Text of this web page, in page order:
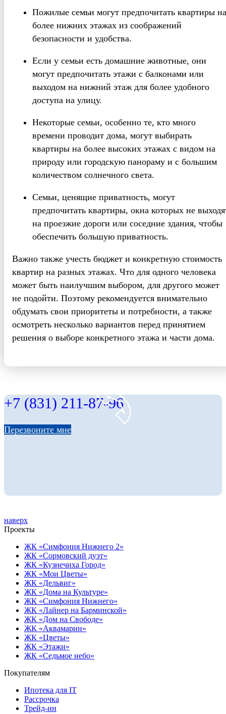
Пожилые семьи могут предпочитать квартиры на
более нижних этажах из соображений
безопасности и удобства.
Если у семьи есть домашние животные, они
могут предпочитать этажи с балконами или
выходом на нижний этаж для более удобного
доступа на улицу.
Некоторые семьи, особенно те, кто много
времени проводит дома, могут выбирать
квартиры на более высоких этажах с видом на
природу или городскую панораму и с большим
количеством солнечного света.
Семьи, ценящие приватность, могут
предпочитать квартиры, окна которых не
на проезжие дороги или соседние здания, чтобы
обеспечить большую приватность.
Важно также учесть бюджет и конкретную стоимость
квартир на разных этажах. Что для одного человека
может быть наилучшим выбором, для другого может
не подойти. Поэтому рекомендуется внимательно
обдумать свои приоритеты и потребности, а также
осмотреть несколько вариантов перед принятием
решения о выборе конкретного этажа и части дома.
+7 (831) 211-87-96
Перезвоните мне
наверх
Проекты
ЖК «Симфония Нижнего 2»
ЖК «Сормовский дуэт»
ЖК «Кузнечиха Город»
ЖК «Мои Цветы»
ЖК «Дельвиг»
ЖК «Дома на Культуре»
ЖК «Симфония Нижнего»
ЖК «Лайнер на Барминской»
ЖК «Дом на Свободе»
ЖК «Аквамарин»
ЖК «Цветы»
ЖК «Этажи»
ЖК «Седьмое небо»
Покупателям
Ипотека для IT
Рассрочка
Трейд-ин